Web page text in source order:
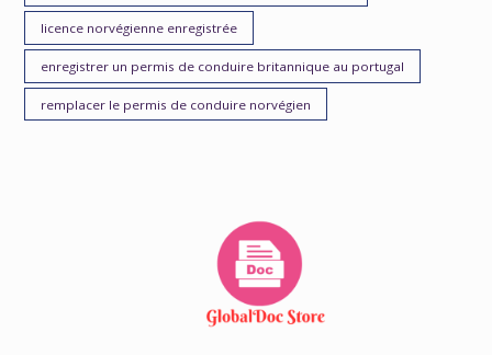
licence norvégienne enregistrée
enregistrer un permis de conduire britannique au portugal
remplacer le permis de conduire norvégien